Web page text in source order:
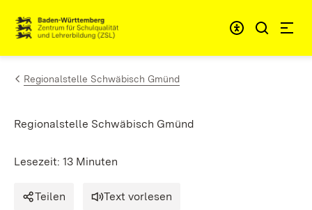
Zum Inhalt springen
Link zur Startseite
Regionalstelle Schwäbisch Gmünd
Regionalstelle Schwäbisch Gmünd
Lesezeit: 13 Minuten
Teilen Text vorlesen